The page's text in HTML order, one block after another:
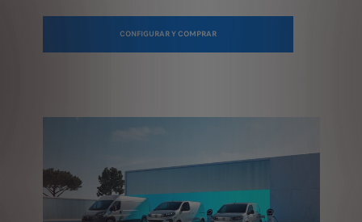
CONFIGURAR Y COMPRAR